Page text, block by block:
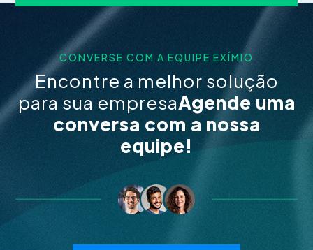
CONVERSE COM A EQUIPE EXÍMIO
Encontre a melhor solução
para sua empresaAgende uma
conversa com a nossa
equipe!